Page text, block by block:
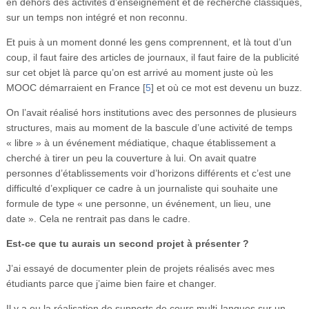
sur un temps non intégré et non reconnu.
Et puis à un moment donné les gens comprennent, et là tout d’un
coup, il faut faire des articles de journaux, il faut faire de la publicité
sur cet objet là parce qu’on est arrivé au moment juste où les
MOOC démarraient en France [5] et où ce mot est devenu un buzz.
On l’avait réalisé hors institutions avec des personnes de plusieurs
structures, mais au moment de la bascule d’une activité de temps
« libre » à un événement médiatique, chaque établissement a
cherché à tirer un peu la couverture à lui. On avait quatre
personnes d’établissements voir d’horizons différents et c’est une
difficulté d’expliquer ce cadre à un journaliste qui souhaite une
formule de type « une personne, un événement, un lieu, une
date ». Cela ne rentrait pas dans le cadre.
Est-ce que tu aurais un second projet à présenter ?
J’ai essayé de documenter plein de projets réalisés avec mes
étudiants parce que j’aime bien faire et changer.